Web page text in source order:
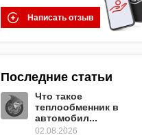
Написать отзыв
Последние статьи
Что такое
теплообменник в
автомобил...
02.08.2026